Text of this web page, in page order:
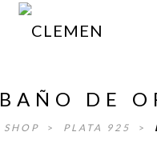
BAÑO DE
SHOP > PLATA 925 >